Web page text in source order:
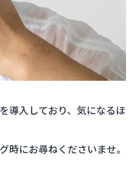
導入しており、気になるほ
時にお尋ねくださいませ。